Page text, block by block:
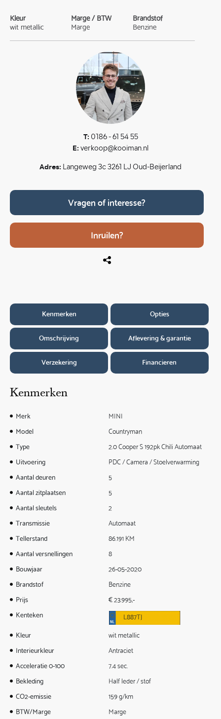
Kleur
wit metallic
Marge / BTW
Marge
Brandstof
Benzine
T: 0186 - 61 54 55
E: verkoop@kooiman.nl
Adres: Langeweg 3c 3261 LJ Oud-Beijerland
Vragen of interesse?
Inruilen?
Kenmerken Opties
Omschrijving Aflevering & garantie
Verzekering Financieren
Kenmerken
Merk
MINI
Model
Countryman
Type
2.0 Cooper S 192pk Chili Automaat
Uitvoering
PDC / Camera / Stoelverwarming
Aantal deuren
5
Aantal zitplaatsen
5
Aantal sleutels
2
Transmissie
Automaat
Tellerstand
86.191 KM
Aantal versnellingen
8
Bouwjaar
26-05-2020
Brandstof
Benzine
Prijs
€ 23.995,-
Kenteken
L887TJ
Kleur
wit metallic
Interieurkleur
Antraciet
Acceleratie 0-100
7.4 sec.
Bekleding
Half leder / stof
CO2-emissie
159 g/km
BTW/Marge
Marge